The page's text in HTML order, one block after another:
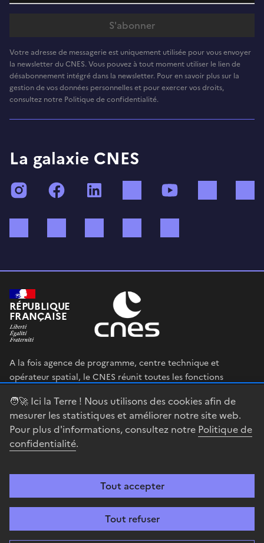
🧑‍🚀 Ici la Terre ! Nous utilisons des cookies afin de
mesurer les statistiques et améliorer notre site web.
Pour plus d'informations, consultez notre Politique de
confidentialité.
Tout accepter
Tout refuser
Votre adresse de messagerie est uniquement utilisée pour vous envoyer
la newsletter du CNES. Vous pouvez à tout moment utiliser le lien de
désabonnement intégré dans la newsletter. Pour en savoir plus sur la
gestion de vos données personnelles et pour exercer vos droits,
consultez notre Politique de confidentialité.
La galaxie CNES
InstagramFacebook TikTok
RÉPUBLIQUE
FRANÇAISE
A la fois agence de programme, centre technique et
opérateur spatial, le CNES réunit toutes les fonctions
en œuvre sa stratégie spatiale.
legifrance.gouv.fr
gouvernement.fr
Accessibilité : partiellement conforme Mentions légales
Gestion des cookies